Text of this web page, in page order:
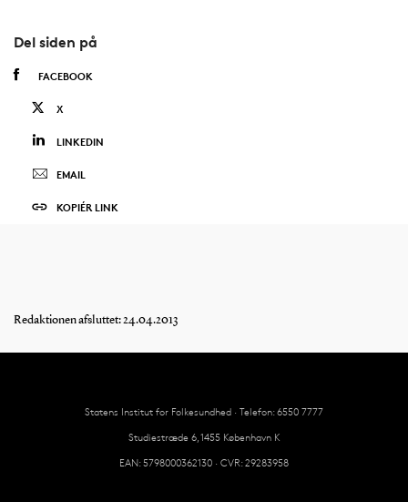
Del siden på
FACEBOOK
X
LINKEDIN
EMAIL
KOPIÉR LINK
Redaktionen afsluttet: 24.04.2013
Statens Institut for Folkesundhed · Telefon: 6550 7777
Studiestræde 6, 1455 København K
EAN: 5798000362130 · CVR: 29283958